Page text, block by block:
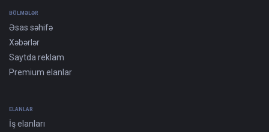
BÖLMƏLƏR
Əsas səhifə
Xəbərlər
Saytda reklam
Premium elanlar
ELANLAR
İş elanları